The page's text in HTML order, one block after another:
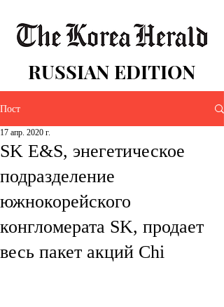
RUSSIAN EDITION
Пост
SK E&S, энегетическое
подразделение
южнокорейского
конгломерата SK, продает
весь пакет акций Chi
17 апр. 2020 г.